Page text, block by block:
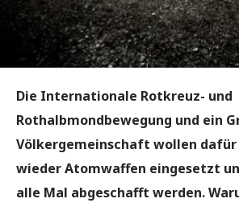
Die Internationale Rotkreuz- und
Rothalbmondbewegung und ein
Völkergemeinschaft wollen dafür
wieder Atomwaffen eingesetzt
alle Mal abgeschafft werden.